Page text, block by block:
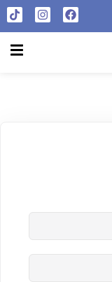
الآن
الخاصة بك ؟